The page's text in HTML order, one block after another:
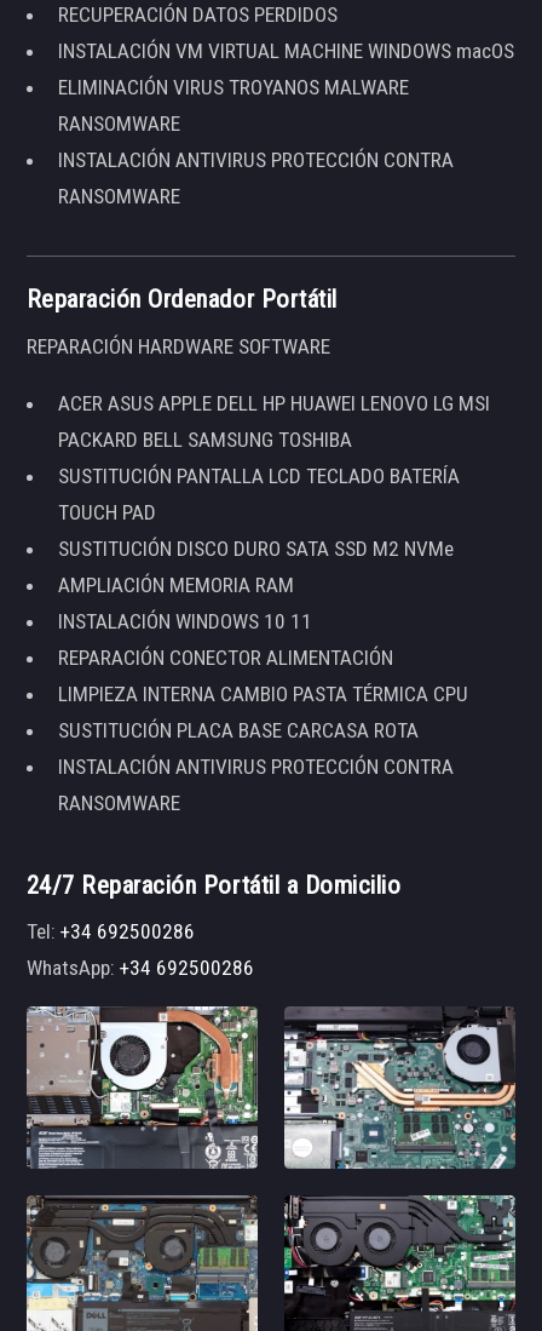
RECUPERACIÓN DATOS PERDIDOS
INSTALACIÓN VM VIRTUAL MACHINE WINDOWS macOS
ELIMINACIÓN VIRUS TROYANOS MALWARE
RANSOMWARE
INSTALACIÓN ANTIVIRUS PROTECCIÓN CONTRA
RANSOMWARE
Reparación Ordenador Portátil
REPARACIÓN HARDWARE SOFTWARE
ACER ASUS APPLE DELL HP HUAWEI LENOVO LG MSI
PACKARD BELL SAMSUNG TOSHIBA
SUSTITUCIÓN PANTALLA LCD TECLADO BATERÍA
TOUCH PAD
SUSTITUCIÓN DISCO DURO SATA SSD M2 NVMe
AMPLIACIÓN MEMORIA RAM
INSTALACIÓN WINDOWS 10 11
REPARACIÓN CONECTOR ALIMENTACIÓN
LIMPIEZA INTERNA CAMBIO PASTA TÉRMICA CPU
SUSTITUCIÓN PLACA BASE CARCASA ROTA
INSTALACIÓN ANTIVIRUS PROTECCIÓN CONTRA
RANSOMWARE
24/7 Reparación Portátil a Domicilio
Tel:+34 692500286
WhatsApp:+34 692500286